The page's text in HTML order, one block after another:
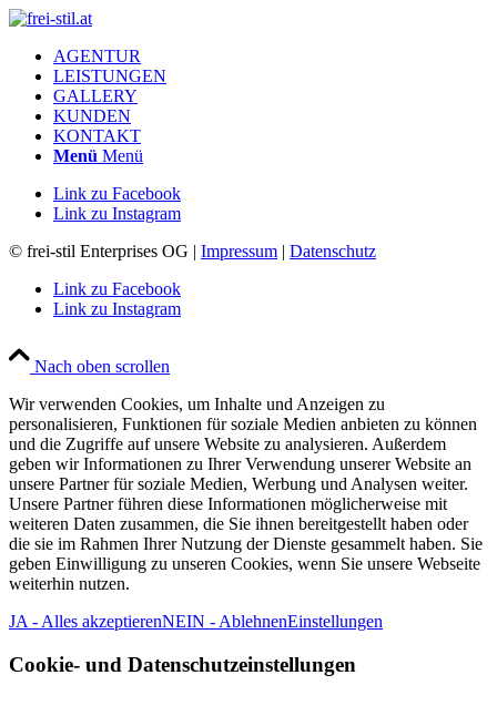
AGENTUR
LEISTUNGEN
GALLERY
KUNDEN
KONTAKT
Menü Menü
Link zu Facebook
Link zu Instagram
© frei-stil Enterprises OG | Impressum | Datenschutz
Link zu Facebook
Link zu Instagram
Nach oben scrollen
Wir verwenden Cookies, um Inhalte und Anzeigen zu
personalisieren, Funktionen für soziale Medien anbieten zu können
und die Zugriffe auf unsere Website zu analysieren. Außerdem
geben wir Informationen zu Ihrer Verwendung unserer Website an
unsere Partner für soziale Medien, Werbung und Analysen weiter.
Unsere Partner führen diese Informationen möglicherweise mit
weiteren Daten zusammen, die Sie ihnen bereitgestellt haben oder
die sie im Rahmen Ihrer Nutzung der Dienste gesammelt haben. Sie
geben Einwilligung zu unseren Cookies, wenn Sie unsere Webseite
weiterhin nutzen.
JA - Alles akzeptierenNEIN - AblehnenEinstellungen
Cookie- und Datenschutzeinstellungen